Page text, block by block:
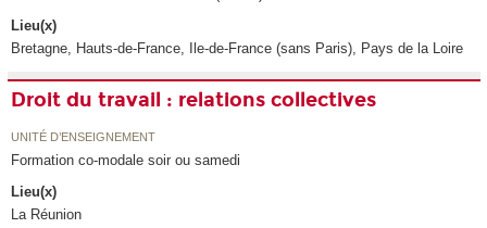
Lieu(x)
Bretagne, Hauts-de-France, Ile-de-France (sans Paris), Pays de la Loire
Droit du travail : relations collectives
UNITÉ D’ENSEIGNEMENT
Formation co-modale soir ou samedi
Lieu(x)
La Réunion